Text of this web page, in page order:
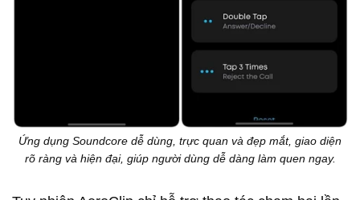
Ứng dụng Soundcore dễ dùng, trực quan và đẹp mắt, giao diện
rõ ràng và hiện đại, giúp người dùng dễ dàng làm quen ngay.